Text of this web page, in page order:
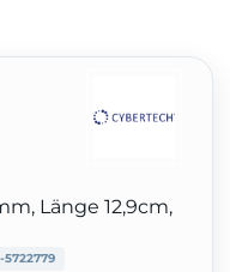
Länge 12,9cm,
5722779